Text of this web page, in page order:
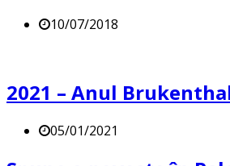
10/07/2018
2021 – Anul
05/01/2021